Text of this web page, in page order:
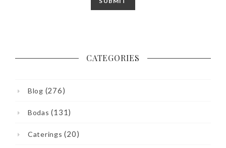
CATEGORIES
Blog (276)
Bodas (131)
Caterings (20)